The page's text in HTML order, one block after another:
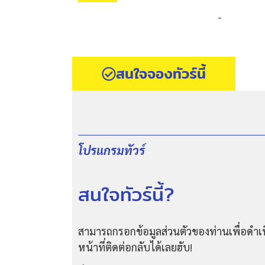
-
สนใจจองทัวร์นี้
โปรแกรมทัวร์
สนใจทัวร์นี้?
สามารถกรอกข้อมูลส่วนตัวของท่านเพื่อดำเ
หน้าที่ติดต่อกลับได้เลยฮับ!